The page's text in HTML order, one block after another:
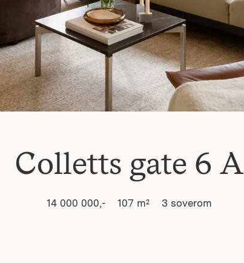
Colletts gate 6 A
14 000 000,- 107 m² 3 soverom